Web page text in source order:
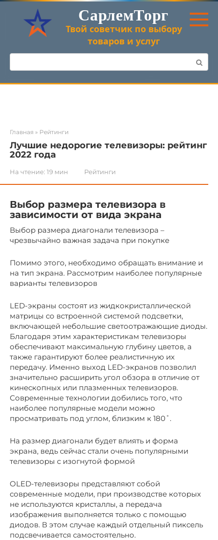
Перейти
контенту
СарлемТорг
Твой советчик по выбору
товаров и услуг
Поиск:
Главная » Рейтинги
Лучшие недорогие телевизоры: рейтинг
2022 года
На чтение: 19 мин Рейтинги
Выбор размера телевизора в
зависимости от вида экрана
Выбор размера диагонали телевизора –
чрезвычайно важная задача при покупке
Помимо этого, необходимо обращать внимание и
на тип экрана. Рассмотрим наиболее популярные
варианты телевизоров
LED-экраны состоят из жидкокристаллической
матрицы со встроенной системой подсветки,
включающей небольшие светоотражающие диоды.
Благодаря этим характеристикам телевизоры
обеспечивают максимальную глубину цветов, а
также гарантируют более реалистичную их
передачу. Именно выход LED-экранов позволил
значительно расширить угол обзора в отличие от
кинескопных или плазменных телевизоров.
Современные технологии добились того, что
наиболее популярные модели можно
просматривать под углом, близким к 180˚.
На размер диагонали будет влиять и форма
экрана, ведь сейчас стали очень популярными
телевизоры с изогнутой формой
OLED-телевизоры представляют собой
современные модели, при производстве которых
не используются кристаллы, а передача
изображения выполняется только с помощью
диодов. В этом случае каждый отдельный пиксель
подсвечивается самостоятельно.